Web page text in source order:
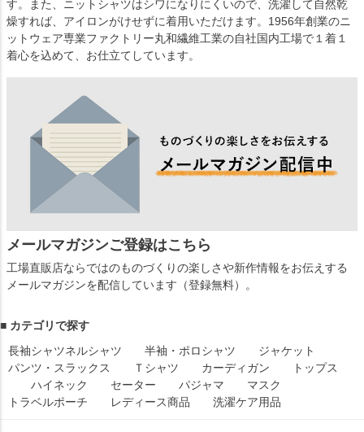
す。また、ニットシャツはシワになりにくいので、洗濯して自然乾
燥すれば、アイロンがけせずに着用いただけます。1956年創業のニ
ットウェア専業ファクトリー丸和繊維工業の自社国内工場で１着１
着心を込めて、お仕立てしています。
メールマガジンご登録はこちら
工場直販店ならではのものづくりの楽しさや新作情報をお伝えする
メールマガジンを配信しています（登録無料）。
■ カテゴリで探す
長袖シャツネルシャツ 半袖・ポロシャツ
ジャケット
パンツ・スラックス
Ｔシャツ カーディガン
トップス
ハイネック
セーター パジャマ
マスク
トラベルポーチ
レディース商品 洗濯ケア用品